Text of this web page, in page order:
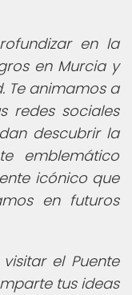
en la
en Murcia y
Te animamos a
redes sociales
descubrir la
emblemático
icónico que
en futuros
el Puente
tus ideas